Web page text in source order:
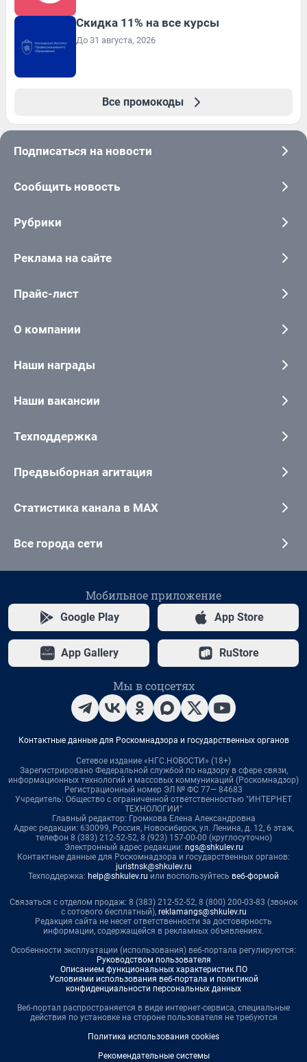
Скидка 11% на все курсы
До 31 августа, 2026
Все промокоды
Подписаться на новости
Сообщить новость
Рубрики
Реклама на сайте
Прайс-лист
О компании
Наши награды
Наши вакансии
Техподдержка
Предвыборная агитация
Статистика канала в MAX
Все города сети
Мобильное приложение
Google Play App Store
App Gallery RuStore
Мы в соцсетях
Контактные данные для Роскомнадзора и государственных органов
Сетевое издание «НГС.НОВОСТИ» (18+)
Зарегистрировано Федеральной службой по надзору в сфере связи,
информационных технологий и массовых коммуникаций (Роскомнадзор)
Регистрационный номер ЭЛ № ФС 77— 84683
Учредитель: Общество с ограниченной ответственностью "ИНТЕРНЕТ
ТЕХНОЛОГИИ"
Главный редактор: Громкова Елена Александровна
Адрес редакции: 630099, Россия, Новосибирск, ул. Ленина, д. 12, 6 этаж,
телефон 8 (383) 212-52-52, 8 (923) 157-00-00 (круглосуточно)
Электронный адрес редакции: ngs@shkulev.ru
Контактные данные для Роскомнадзора и государственных органов:
juristnsk@shkulev.ru
Техподдержка: help@shkulev.ru или воспользуйтесь веб-формой
Связаться с отделом продаж: 8 (383) 212-52-52, 8 (800) 200-03-83 (звонок
с сотового бесплатный), reklamangs@shkulev.ru
Редакция сайта не несет ответственности за достоверность
информации, содержащейся в рекламных объявлениях.
Особенности эксплуатации (использования) веб-портала регулируются:
Руководством пользователя
Описанием функциональных характеристик ПО
Условиями использования веб-портала и политикой
конфиденциальности персональных данных
Веб-портал распространяется в виде интернет-сервиса, специальные
действия по установке на стороне пользователя не требуются
Политика использования cookies
Рекомендательные системы